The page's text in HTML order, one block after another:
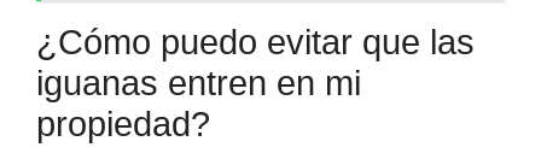
¿Cómo puedo evitar que las
iguanas entren en mi
propiedad?